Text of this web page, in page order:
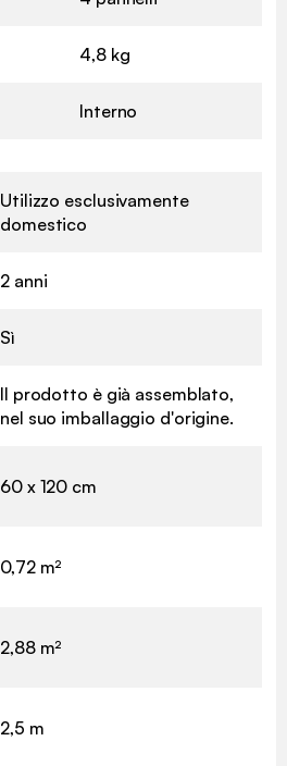
4,8 kg
Interno
Utilizzo esclusivamente
domestico
2 anni
Sì
Il prodotto è già assemblato,
nel suo imballaggio d'origine.
60 x 120 cm
0,72 m²
2,88 m²
2,5 m